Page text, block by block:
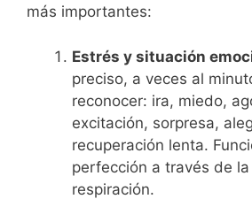
más importantes:
Estrés y situación
preciso, a veces al
reconocer: ira, miedo,
excitación, sorpresa,
recuperación lenta.
perfección a través de la
respiración.